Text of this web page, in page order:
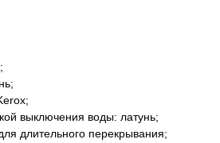
выключения воды: латунь;
длительного перекрывания;